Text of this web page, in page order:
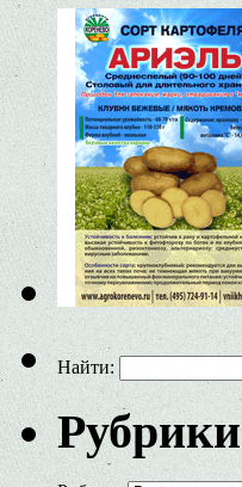
Найти:
Рубрики